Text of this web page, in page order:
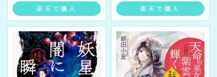
楽天で購入 楽天で購入